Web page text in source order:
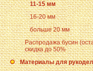
11-15 мм
16-20 мм
больше 20 мм
Распродажа бусин
скидка до 50%
Материалы для